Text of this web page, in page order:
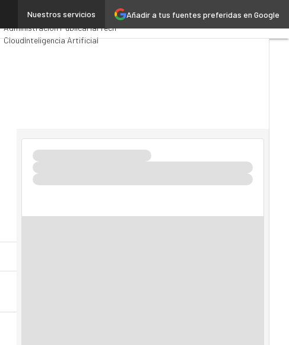
Añadir a tus fuentes preferidas en Google
Nuestros servicios
Premios ComputingAnalytics
Administración PúblicaMarTech
CloudInteligencia Artificial